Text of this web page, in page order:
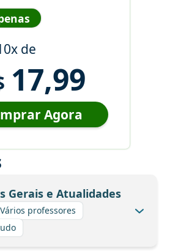
de
17,99
Agora
Gerais e Atualidades
Vários professores